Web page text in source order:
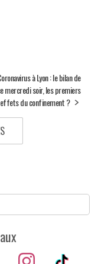
à Lyon : le bilan de
mercredi soir, les premiers
effets du confinement ?